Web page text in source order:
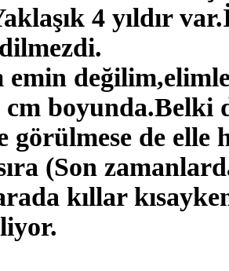
4 yıldır
emin
cm boyunda.Belki
görülmese de elle
(Son
kıllar